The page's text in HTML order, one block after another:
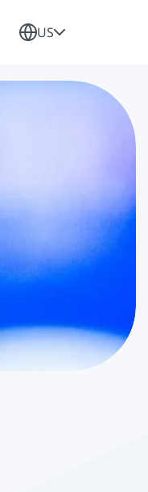
US